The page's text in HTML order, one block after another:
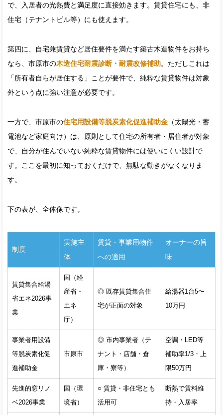
で、入居者の光熱費と満足度に直接効きます。賃貸住宅にも、非
住宅（テナントビル等）にも使えます。
第四に、自宅兼賃貸など居住要件を満たす築古木造物件をお持ち
なら、市原市の木造住宅耐震診断・耐震改修補助。ただしこれは
「所有者自らが居住する」ことが要件で、純粋な賃貸物件は対象
外という点に強い注意が必要です。
一方で、市原市の住宅用設備等脱炭素化促進補助金 （太陽光・蓄
電池など家庭向け）は、原則として住宅の所有者・居住者が対象
で、自分が住んでいない純粋な賃貸物件には使いにくい設計で
す。ここを最初に知っておくだけで、無駄な動きがなくなりま
す。
下の表が、全体像です。
制度
実施主
体
賃貸・事業用物件
への適用
オーナーの旨
味
賃貸集合給湯
省エネ2026事
業
国（経
産省・
エネ
庁）
◎ 既存賃貸集合住
宅が正面の対象
給湯器1台5〜
10万円
事業者用設備
等脱炭素化促
進補助金
市原市
◎ 市内事業者（テ
ナント・店舗・倉
庫・寮等）
空調・LED等
補助率1/3・上
限50万円
先進的窓リノ
ベ2026事業
国（環
境省）
○ 賃貸・非住宅とも
活用可
断熱で賃料維
持・入居率